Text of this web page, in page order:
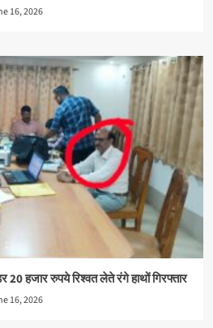
16, 2026
20 हजार रुपये रिश्वत लेते रंगे हाथों गिरफ्तार
16, 2026